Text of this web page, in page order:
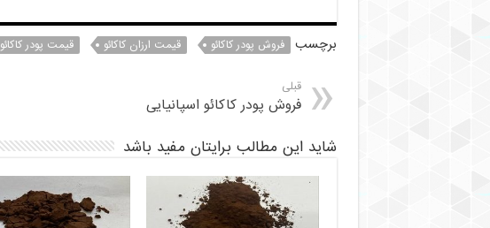
برچسب فروش پودر کاکائو قیمت ارزان کاکائو قیمت پودر کاکائو
قبلی
فروش پودر کاکائو اسپانیایی
شاید این مطالب برایتان مفید باشد